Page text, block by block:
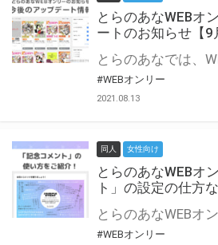
とらのあなWEBオ
ートのお知らせ【9
#WEBオンリー
2021.08.13
同人 女性向け
とらのあなWEBオ
ト」の設定の仕方
#WEBオンリー